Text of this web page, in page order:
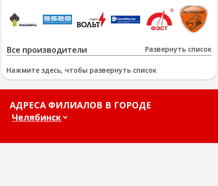
Развернуть список
Все производители
Нажмите здесь, чтобы развернуть список
АДРЕСА ФИЛИАЛОВ В ГОРОДЕ